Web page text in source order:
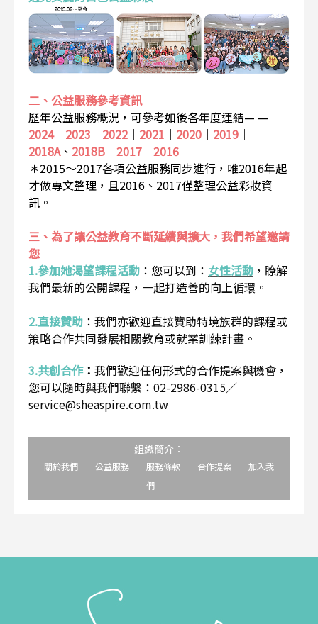
二、公益服務參考資訊
歷年公益服務概況，可參考如後各年度連結— —
2024｜ 2023 ｜ 2022 ｜ 2021 ｜ 2020 ｜ 2019 ｜
2018A、 2018B ｜ 2017 ｜ 2016
＊2015～2017各項公益服務同步進行，唯2016年起
才做專文整理，且2016、2017僅整理公益彩妝資
訊。
三、為了讓公益教育不斷延續與擴大，我們希望邀請
您
1.參加她渴望課程活動 ： 您可以到： 女性活動 ，瞭解
我們最新的公開課程，一起打造善的向上循環。
2.直接贊助 ： 我們亦歡迎直接贊助特境族群的課程或
策略合作共同發展相關教育或就業訓練計畫。
3.共創合作： 我們歡迎任何形式的合作提案與機會，
您可以隨時與我們聯繫：02-2986-0315／
service@sheaspire.com.tw
組織簡介：
關於我們 公益服務 服務條款 合作提案
加入我
們